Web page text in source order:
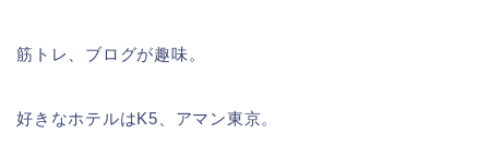
筋トレ、ブログが趣味。
好きなホテルはK5、アマン東京。